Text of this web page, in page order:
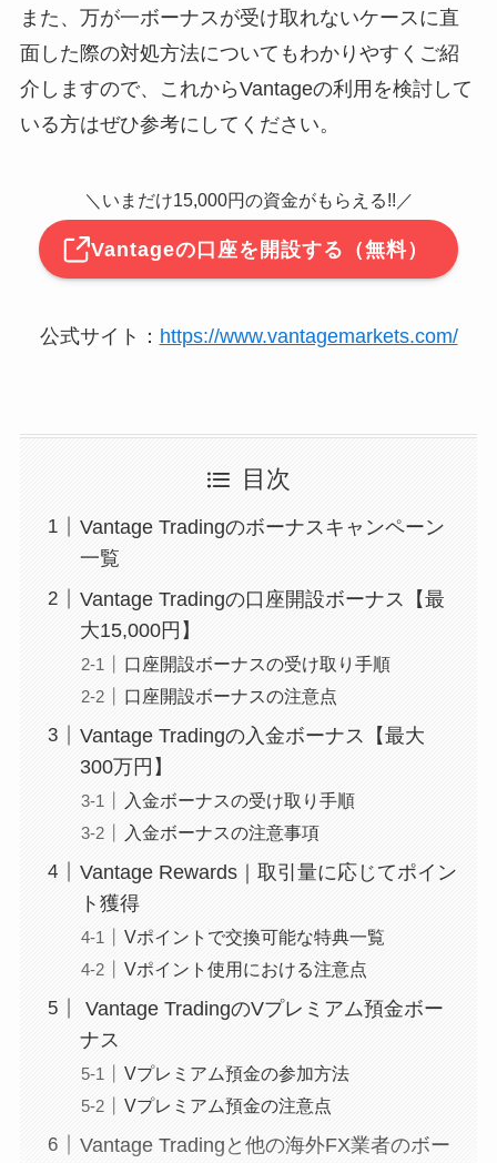
また、万が一ボーナスが受け取れないケースに直
面した際の対処方法についてもわかりやすくご紹
介しますので、これからVantageの利用を検討して
いる方はぜひ参考にしてください。
＼いまだけ15,000円の資金がもらえる!!／
Vantageの口座を開設する（無料）
公式サイト： https://www.vantagemarkets.com/
目次
Vantage Tradingのボーナスキャンペーン
一覧
Vantage Tradingの口座開設ボーナス【最
大15,000円】
口座開設ボーナスの受け取り手順
口座開設ボーナスの注意点
Vantage Tradingの入金ボーナス【最大
300万円】
入金ボーナスの受け取り手順
入金ボーナスの注意事項
Vantage Rewards｜取引量に応じてポイン
ト獲得
Vポイントで交換可能な特典一覧
Vポイント使用における注意点
Vantage TradingのVプレミアム預金ボー
ナス
Vプレミアム預金の参加方法
Vプレミアム預金の注意点
Vantage Tradingと他の海外FX業者のボー